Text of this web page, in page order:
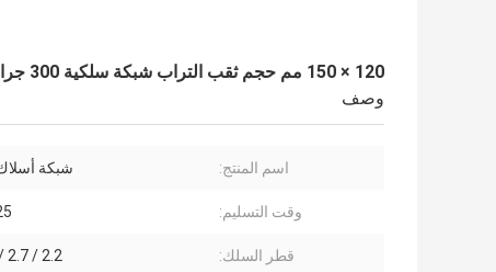
120 × 150 مم حجم ثقب التراب شبكة سلكية 300 جرام الزنك لمنع تكسر الصخور
وصف
اسم المنتج: شبكة
وقت التسليم: 5-
قطر السلك: 2.2 / 2.7 / 3.2 مم